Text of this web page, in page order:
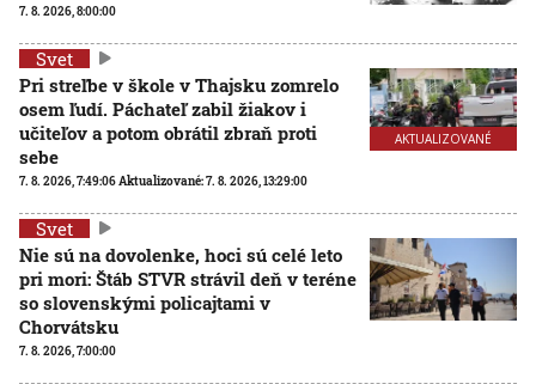
7. 8. 2026, 8:00:00
AKTUALIZOVANÉ
Svet
Pri streľbe v škole v Thajsku zomrelo
osem ľudí. Páchateľ zabil žiakov i
učiteľov a potom obrátil zbraň proti
sebe
7. 8. 2026, 7:49:06Aktualizované:7. 8. 2026, 13:29:00
Svet
Nie sú na dovolenke, hoci sú celé leto
pri mori: Štáb STVR strávil deň v teréne
so slovenskými policajtami v
Chorvátsku
7. 8. 2026, 7:00:00